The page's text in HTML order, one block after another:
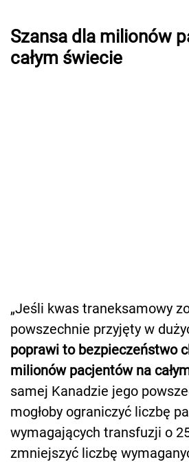
Szansa dla milionów
całym świecie
„Jeśli kwas traneksamowy
powszechnie przyjęty w
poprawi to bezpieczeństwo
milionów pacjentów na
samej Kanadzie jego
mogłoby ograniczyć liczbę
wymagających transfuzji o
zmniejszyć liczbę